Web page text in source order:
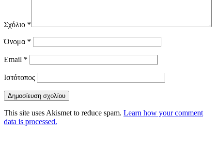
Σχόλιο *
Όνομα *
Email *
Ιστότοπος
This site uses Akismet to reduce spam. Learn how your comment
data is processed.